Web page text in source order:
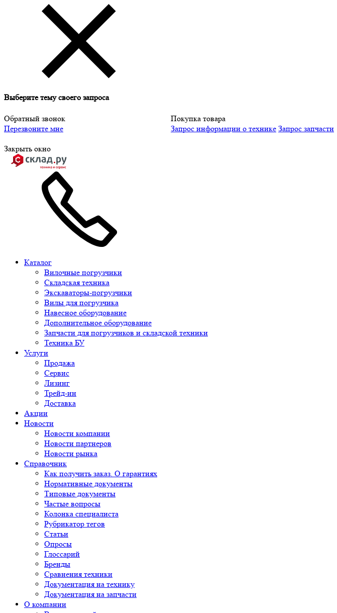
Выберите тему своего запроса
Обратный звонок
Перезвоните мне
Покупка товара
Запрос информации о технике Запрос запчасти
Закрыть окно
Каталог
Вилочные погрузчики
Складская техника
Экскаваторы-погрузчики
Вилы для погрузчика
Навесное оборудование
Дополнительное оборудование
Запчасти для погрузчиков и складской техники
Техника БУ
Услуги
Продажа
Сервис
Лизинг
Трейд-ин
Доставка
Акции
Новости
Новости компании
Новости партнеров
Новости рынка
Справочник
Как получить заказ. О гарантиях
Нормативные документы
Типовые документы
Частые вопросы
Колонка специалиста
Рубрикатор тегов
Статьи
Опросы
Глоссарий
Бренды
Сравнения техники
Документация на технику
Документация на запчасти
О компании